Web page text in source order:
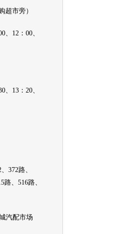
市旁）
12：00、
13：20、
372路、
、516路、
汽配市场